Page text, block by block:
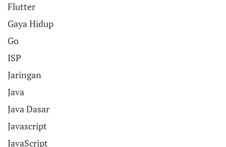
Flutter
Gaya Hidup
Go
ISP
Jaringan
Java
Java Dasar
Javascript
JavaScript